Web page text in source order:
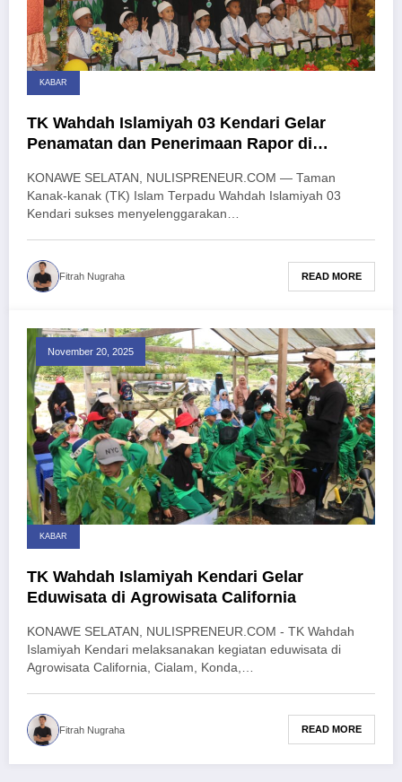
KABAR
TK Wahdah Islamiyah 03 Kendari Gelar
Penamatan dan Penerimaan Rapor di
KONAWE SELATAN, NULISPRENEUR.COM — Taman
Kanak-kanak (TK) Islam Terpadu Wahdah Islamiyah 03
Kendari sukses menyelenggarakan…
Fitrah Nugraha READ MORE
November 20, 2025
KABAR
TK Wahdah Islamiyah Kendari Gelar
Eduwisata di Agrowisata California
KONAWE SELATAN, NULISPRENEUR.COM - TK Wahdah
Islamiyah Kendari melaksanakan kegiatan eduwisata di
Agrowisata California, Cialam, Konda,…
Fitrah Nugraha READ MORE